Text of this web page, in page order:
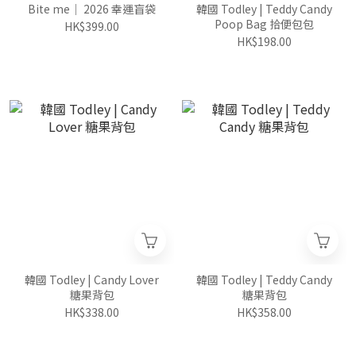
Bite me｜ 2026 幸運盲袋
HK$399.00
韓國 Todley | Teddy Candy
Poop Bag 拾便包包
HK$198.00
韓國 Todley | Candy Lover
糖果背包
HK$338.00
韓國 Todley | Teddy Candy
糖果背包
HK$358.00